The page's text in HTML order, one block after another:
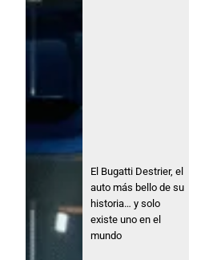
El Bugatti Destrier, el
auto más bello de su
historia… y solo
existe uno en el
mundo